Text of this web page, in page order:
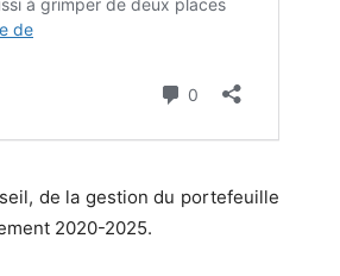
de la gestion du portefeuille
2020-2025.